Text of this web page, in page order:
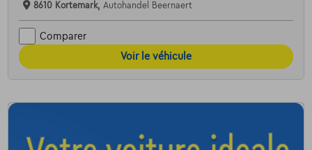
8610 Kortemark, Autohandel Beernaert
Comparer
Voir le véhicule